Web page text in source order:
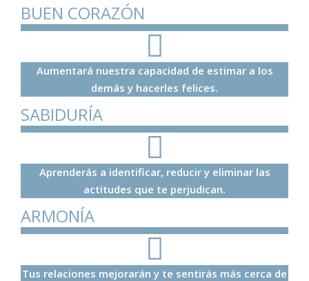
BUEN CORAZÓN
Aumentará nuestra capacidad de estimar a los
demás y hacerles felices.
SABIDURÍA
Aprenderás a identificar, reducir y eliminar las
actitudes que te perjudican.
ARMONÍA
Tus relaciones mejorarán y te sentirás más cerca de